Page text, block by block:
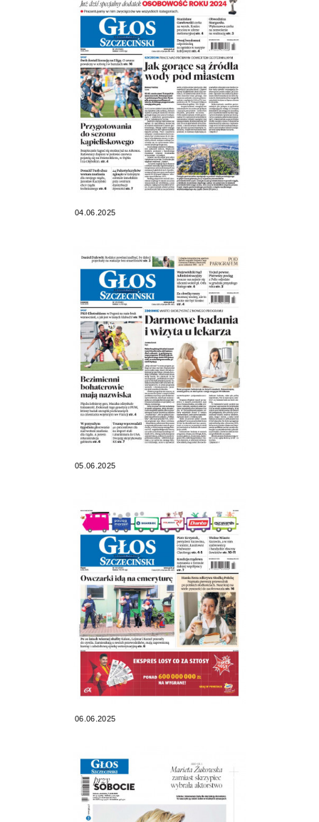
04.06.2025
05.06.2025
06.06.2025